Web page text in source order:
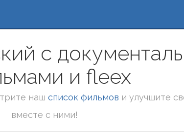
с
и fleex
наш список фильмов и улучшите
вместе с ними!